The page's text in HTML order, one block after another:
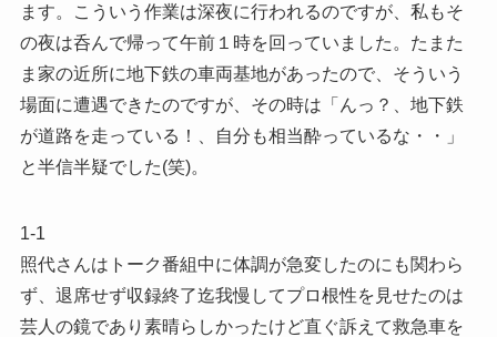
ます。こういう作業は深夜に行われるのですが、私もそ
の夜は呑んで帰って午前１時を回っていました。たまた
ま家の近所に地下鉄の車両基地があったので、そういう
場面に遭遇できたのですが、その時は「んっ？、地下鉄
が道路を走っている！、自分も相当酔っているな・・」
と半信半疑でした(笑)。
1-1
照代さんはトーク番組中に体調が急変したのにも関わら
ず、退席せず収録終了迄我慢してプロ根性を見せたのは
芸人の鏡であり素晴らしかったけど直ぐ訴えて救急車を